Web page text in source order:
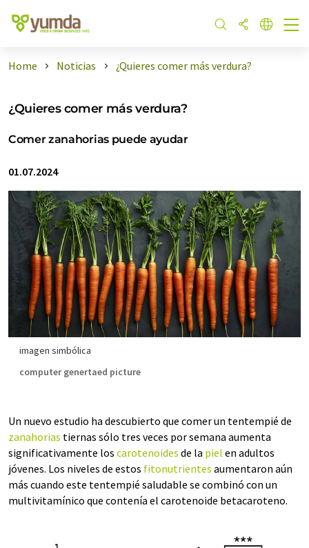
Home Noticias ¿Quieres comer más verdura?
¿Quieres comer más verdura?
Comer zanahorias puede ayudar
01.07.2024
imagen simbólica
computer genertaed picture
Un nuevo estudio ha descubierto que comer un tentempié de
zanahorias tiernas sólo tres veces por semana aumenta
significativamente los carotenoides de la piel en adultos
jóvenes. Los niveles de estos fitonutrientes aumentaron aún
más cuando este tentempié saludable se combinó con un
multivitamínico que contenía el carotenoide betacaroteno.